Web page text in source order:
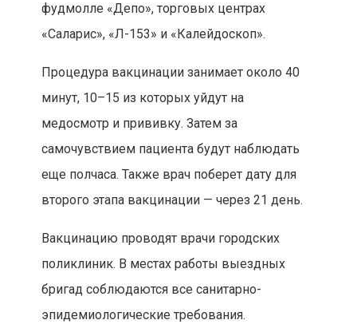
фудмолле «Депо», торговых центрах
«Саларис», «Л-153» и «Калейдоскоп».
Процедура вакцинации занимает около 40
минут, 10–15 из которых уйдут на
медосмотр и прививку. Затем за
самочувствием пациента будут наблюдать
еще полчаса. Также врач поберет дату для
второго этапа вакцинации — через 21 день.
Вакцинацию проводят врачи городских
поликлиник. В местах работы выездных
бригад соблюдаются все санитарно-
эпидемиологические требования.